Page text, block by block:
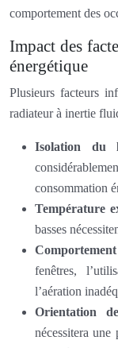
comportement des
Impact des
énergétique
Plusieurs facteurs
radiateur à inertie
Isolation du
consommation
Température
basses
fenêtres,
l’aération
Orientation
nécessitera une